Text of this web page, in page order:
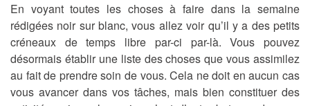
En voyant toutes les choses à faire dans la semaine
rédigées noir sur blanc, vous allez voir qu’il y a des petits
créneaux de temps libre par-ci par-là. Vous pouvez
désormais établir une liste des choses que vous assimilez
au fait de prendre soin de vous. Cela ne doit en aucun cas
vous avancer dans vos tâches, mais bien constituer des